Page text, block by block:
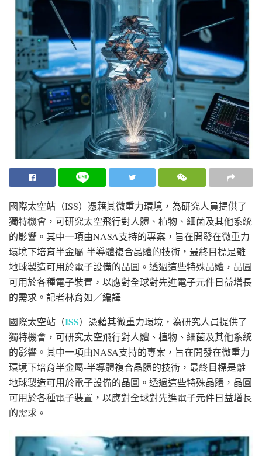
國際太空站（ISS）憑藉其微重力環境，為研究人員提供了
獨特機會，可研究太空飛行對人體、植物、細菌及其他系統
的影響。其中一項由NASA支持的專案，旨在開發在微重力
環境下培育半金屬-半導體複合晶體的技術，最終目標是離
地球製造可用於電子設備的晶圓。透過這些特殊晶體，晶圓
可用於各種電子裝置，以應對全球對先進電子元件日益增長
的需求。 記者林育如／編譯
國際太空站（ISS）憑藉其微重力環境，為研究人員提供了
獨特機會，可研究太空飛行對人體、植物、細菌及其他系統
的影響。其中一項由NASA支持的專案，旨在開發在微重力
環境下培育半金屬-半導體複合晶體的技術，最終目標是離
地球製造可用於電子設備的晶圓。透過這些特殊晶體，晶圓
可用於各種電子裝置，以應對全球對先進電子元件日益增長
的需求。